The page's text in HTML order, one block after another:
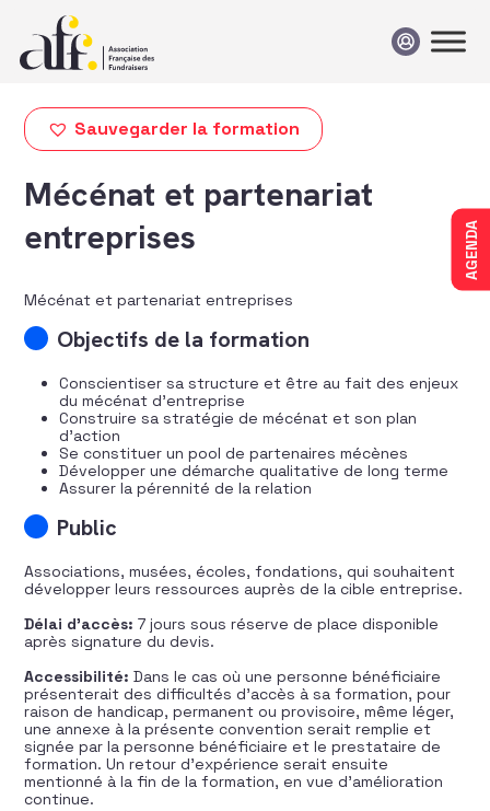
AGENDA
Sauvegarder la formation
Mécénat et partenariat
entreprises
Mécénat et partenariat entreprises
Objectifs de la formation
Conscientiser sa structure et être au fait des enjeux
du mécénat d’entreprise
Construire sa stratégie de mécénat et son plan
d’action
Se constituer un pool de partenaires mécènes
Développer une démarche qualitative de long terme
Assurer la pérennité de la relation
Public
Associations, musées, écoles, fondations, qui souhaitent
développer leurs ressources auprès de la cible entreprise.
Délai d’accès: 7 jours sous réserve de place disponible
après signature du devis.
Accessibilité: Dans le cas où une personne bénéficiaire
présenterait des difficultés d’accès à sa formation, pour
raison de handicap, permanent ou provisoire, même léger,
une annexe à la présente convention serait remplie et
signée par la personne bénéficiaire et le prestataire de
formation. Un retour d’expérience serait ensuite
mentionné à la fin de la formation, en vue d’amélioration
continue.